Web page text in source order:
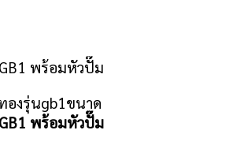
พร้อมหัวปั๊ม
พร้อมหัวปั๊ม